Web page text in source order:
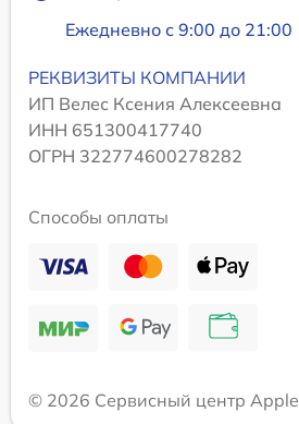
Ежедневно с 9:00 до 21:00
РЕКВИЗИТЫ КОМПАНИИ
ИП Велес Ксения Алексеевна
ИНН 651300417740
ОГРН 322774600278282
Способы оплаты
© 2026 Сервисный центр Apple